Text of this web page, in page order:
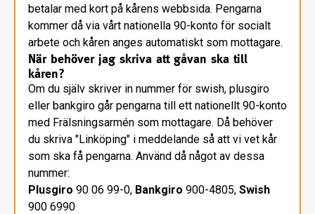
betalar med kort på kårens webbsida. Pengarna
kommer då via vårt nationella 90-konto för socialt
arbete och kåren anges automatiskt som mottagare.
När behöver jag skriva att gåvan ska till
kåren?
Om du själv skriver in nummer för swish, plusgiro
eller bankgiro går pengarna till ett nationellt 90-konto
med Frälsningsarmén som mottagare. Då behöver
du skriva "Linköping" i meddelande så att vi vet kår
som ska få pengarna. Använd då något av dessa
nummer:
Plusgiro 90 06 99-0, Bankgiro 900-4805, Swish
900 6990